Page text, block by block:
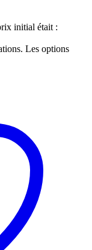
initial était :
Les options